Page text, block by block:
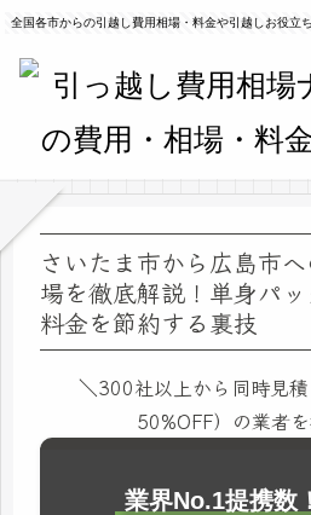
全国各市からの引越し費用相場・料金や引越しお役立
さいたま市から広島市
場を徹底解説！単身パ
料金を節約する裏技
＼300社以上から同時見
50%OFF）の業者
業界No.1提携数